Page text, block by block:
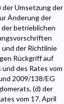
der Umsetzung der
Änderung der
betrieblichen
der Richtlinie
Rückgriff auf
des Rates vom
2009/138/EG
(d) der
vom 17. April